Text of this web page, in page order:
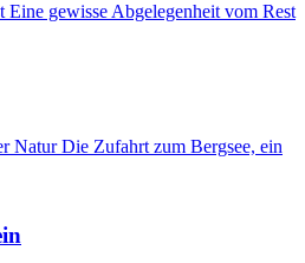
gewisse Abgelegenheit vom Rest
Natur Die Zufahrt zum Bergsee, ein